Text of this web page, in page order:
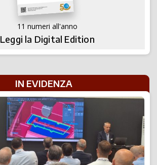
11 numeri all'anno
Leggi la Digital Edition
IN EVIDENZA